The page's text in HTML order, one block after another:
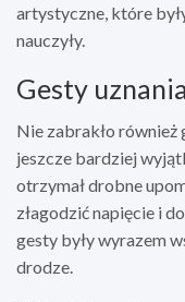
artystyczne, które
nauczyły.
Gesty
Nie zabrakło również
jeszcze bardziej
otrzymał drobne
złagodzić napięcie i
gesty były wyrazem
drodze.